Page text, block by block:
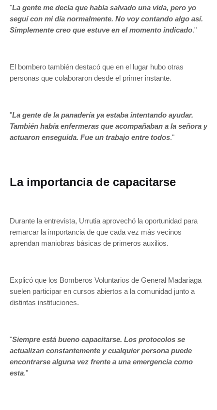
"La gente me decía que había salvado una vida, pero yo
seguí con mi día normalmente. No voy contando algo así.
Simplemente creo que estuve en el momento indicado."
El bombero también destacó que en el lugar hubo otras
personas que colaboraron desde el primer instante.
"La gente de la panadería ya estaba intentando ayudar.
También había enfermeras que acompañaban a la señora y
actuaron enseguida. Fue un trabajo entre todos."
La importancia de capacitarse
Durante la entrevista, Urrutia aprovechó la oportunidad para
remarcar la importancia de que cada vez más vecinos
aprendan maniobras básicas de primeros auxilios.
Explicó que los Bomberos Voluntarios de General Madariaga
suelen participar en cursos abiertos a la comunidad junto a
distintas instituciones.
"Siempre está bueno capacitarse. Los protocolos se
actualizan constantemente y cualquier persona puede
encontrarse alguna vez frente a una emergencia como
esta."